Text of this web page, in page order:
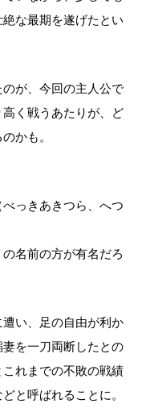
な最期を遂げたとい
が、今回の主人公で
く戦うあたりが、ど
かも。
っきあきつら、へつ
名前の方が有名だろ
い、足の自由が利か
を一刀両断したとの
れまでの不敗の戦績
と呼ばれることに。